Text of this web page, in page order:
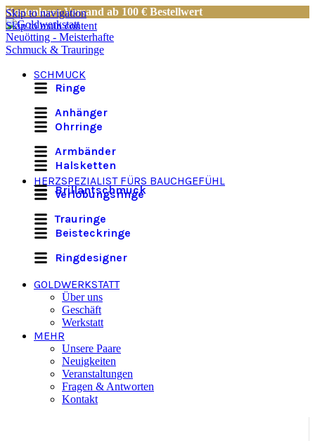
Skip to navigation
Skip to main content
Kostenloser Versand ab 100 € Bestellwert
SCHMUCK
Ringe
Anhänger
Ohrringe
Armbänder
Halsketten
Brillantschmuck
HERZSPEZIALIST FÜRS BAUCHGEFÜHL
Verlobungsringe
Trauringe
Beisteckringe
Ringdesigner
GOLDWERKSTATT
Über uns
Geschäft
Werkstatt
MEHR
Unsere Paare
Neuigkeiten
Veranstaltungen
Fragen & Antworten
Kontakt